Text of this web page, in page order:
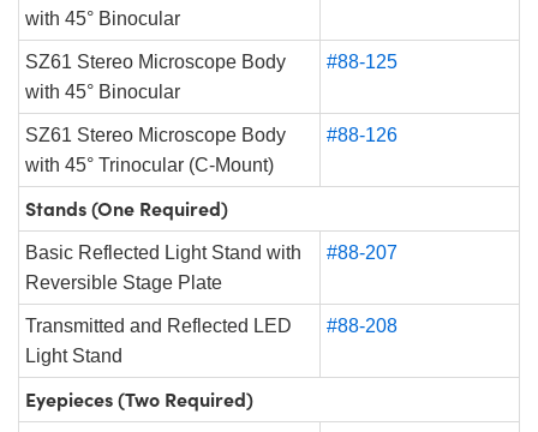
with 45° Binocular
SZ61 Stereo Microscope Body
with 45° Binocular
#88-125
SZ61 Stereo Microscope Body
with 45° Trinocular (C-Mount)
#88-126
Stands (One Required)
Basic Reflected Light Stand with
Reversible Stage Plate
#88-207
Transmitted and Reflected LED
Light Stand
#88-208
Eyepieces (Two Required)